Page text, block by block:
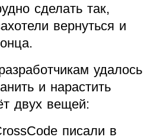
сделать так,
вернуться и
удалось
и нарастить
двух вещей:
писали в